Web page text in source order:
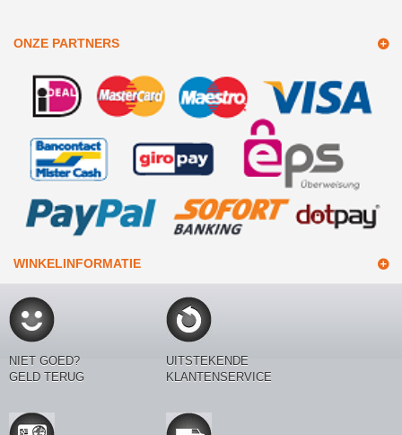
ONZE PARTNERS
WINKELINFORMATIE
NIET GOED?
GELD TERUG
UITSTEKENDE
KLANTENSERVICE